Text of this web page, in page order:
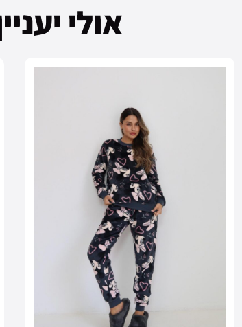
אולי